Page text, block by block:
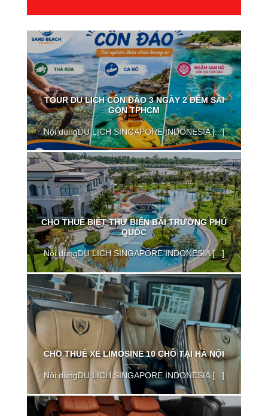
TOUR DU LỊCH CÔN ĐẢO 3 NGÀY 2 ĐÊM SÀI
GÒN TPHCM
Nội dungDU LỊCH SINGAPORE INDONESIA [...]
CHO THUÊ BIỆT THỰ BIỂN BÃI TRƯỜNG PHÚ
QUỐC
Nội dungDU LỊCH SINGAPORE INDONESIA [...]
CHO THUÊ XE LIMOSINE 10 CHỖ TẠI HÀ NỘI
Nội dungDU LỊCH SINGAPORE INDONESIA [...]